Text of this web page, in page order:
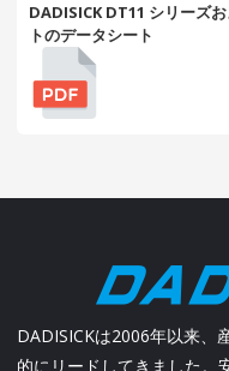
DADISICK DT11 シリーズ
トのデータシート
DADISICKは2006年以来、
的にリードしてきました。